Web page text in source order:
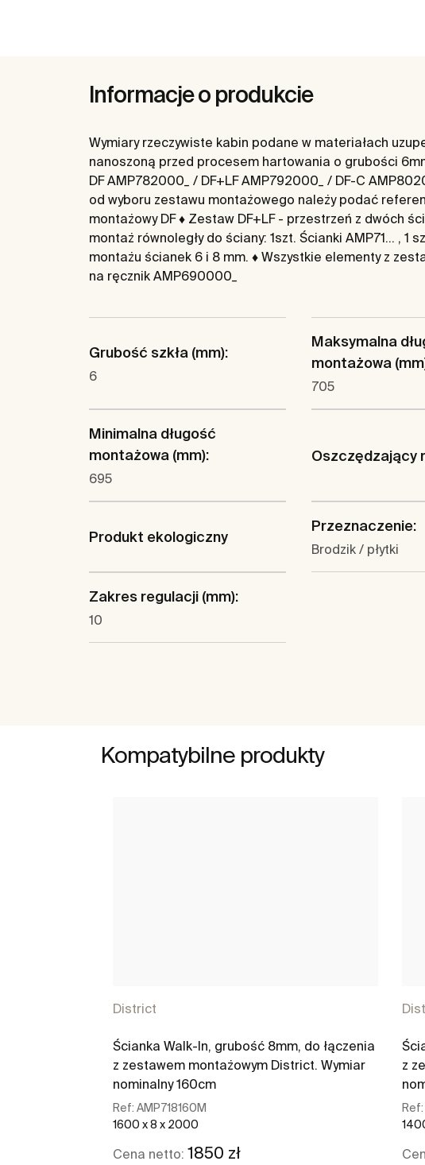
Informacje o produkcie
Wymiary rzeczywiste kabin podane w materiałach
nanoszoną przed procesem hartowania o grubości
DF AMP782000_ / DF+LF AMP792000_ / DF-C
od wyboru zestawu montażowego należy podać
montażowy DF ♦ Zestaw DF+LF - przestrzeń z dwóch
montaż równoległy do ściany: 1szt. Ścianki AMP71... ,
montażu ścianek 6 i 8 mm. ♦ Wszystkie elementy z
na ręcznik AMP690000_
Grubość szkła (mm):
6
Maksymalna
montażowa
705
Minimalna długość
montażowa (mm):
695
Oszczędzający
Produkt ekologiczny
Przeznaczenie:
Brodzik / płytki
Zakres regulacji (mm):
10
Kompatybilne produkty
District
Ścianka Walk-In, grubość 8mm, do łączenia
z zestawem montażowym District. Wymiar
nominalny 160cm
Ref: AMP718160M
1600 x 8 x 2000
Cena netto: 1850 zł
z
Ref: